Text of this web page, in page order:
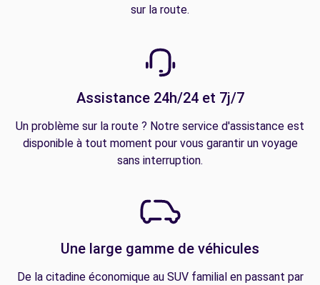
sur la route.
Assistance 24h/24 et 7j/7
Un problème sur la route ? Notre service d'assistance est
disponible à tout moment pour vous garantir un voyage
sans interruption.
Une large gamme de véhicules
De la citadine économique au SUV familial en passant par